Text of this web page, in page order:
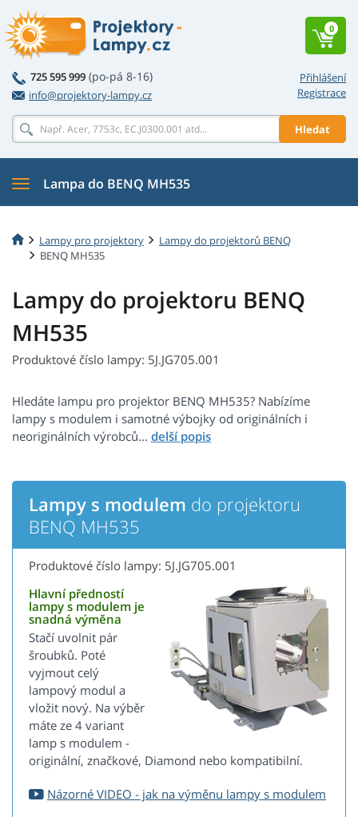
Přihlášení
Registrace
725 595 999 (po-pá 8-16)
info@projektory-lampy.cz
Hledat
0
Lampa do BENQ MH535
Lampy pro projektory
Lampy do projektorů BENQ
BENQ MH535
Lampy do projektoru BENQ
MH535
Produktové číslo lampy: 5J.JG705.001
Hledáte lampu pro projektor BENQ MH535? Nabízíme
lampy s modulem i samotné výbojky od originálních i
neoriginálních výrobců...
Lampy s modulem do projektoru
BENQ MH535
Produktové číslo lampy: 5J.JG705.001
Hlavní předností
lampy s modulem je
snadná výměna
Stačí uvolnit pár
šroubků. Poté
vyjmout celý
lampový modul a
vložit nový. Na výběr
máte ze 4 variant
lamp s modulem -
originální, značkové, Diamond nebo kompatibilní.
Názorné VIDEO - jak na výměnu lampy s modulem